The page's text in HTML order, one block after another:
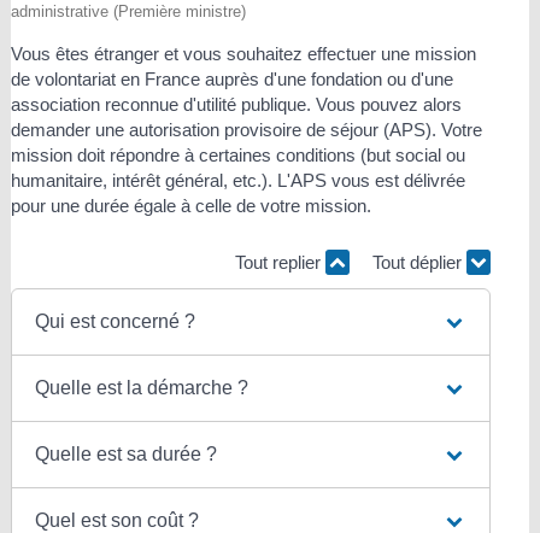
administrative (Première ministre)
Vous êtes étranger et vous souhaitez effectuer une mission
de volontariat en France auprès d'une fondation ou d'une
association reconnue d'utilité publique. Vous pouvez alors
demander une autorisation provisoire de séjour (APS). Votre
mission doit répondre à certaines conditions (but social ou
humanitaire, intérêt général, etc.). L'APS vous est délivrée
pour une durée égale à celle de votre mission.
Tout replier Tout déplier
Qui est concerné ?
Quelle est la démarche ?
Quelle est sa durée ?
Quel est son coût ?